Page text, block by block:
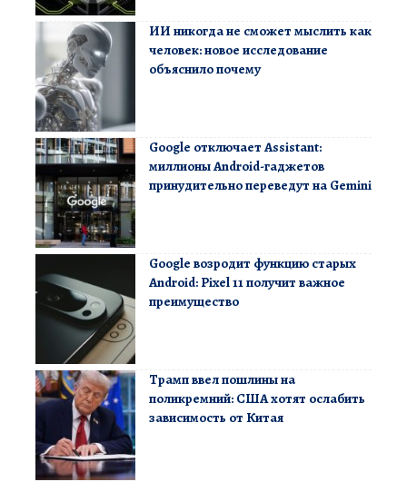
ИИ никогда не сможет мыслить как
человек: новое исследование
объяснило почему
Google отключает Assistant:
миллионы Android-гаджетов
принудительно переведут на Gemini
Google возродит функцию старых
Android: Pixel 11 получит важное
преимущество
Трамп ввел пошлины на
поликремний: США хотят ослабить
зависимость от Китая